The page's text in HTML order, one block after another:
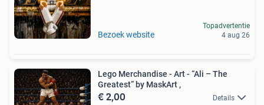
Bezoek website
Topadvertentie
4 aug 26
Lego Merchandise - Art - “Ali – The
Greatest” by MaskArt ,
€ 2,00 Details